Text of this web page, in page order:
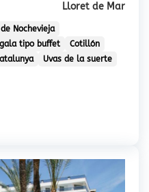
Lloret de Mar
Nochevieja
tipo buffet
Cotillón
Uvas de la suerte